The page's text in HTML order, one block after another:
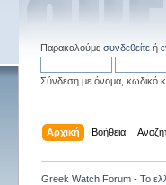
Παρακαλούμε συνδεθείτεή
Σύνδεση με όνομα, κωδικό
Αρχική Βοήθεια
Greek Watch Forum - Το